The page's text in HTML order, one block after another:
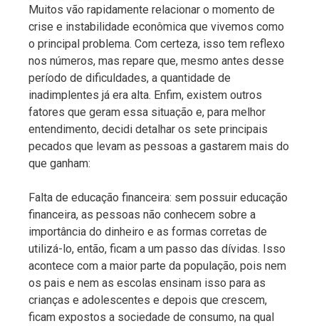
Muitos vão rapidamente relacionar o momento de
crise e instabilidade econômica que vivemos como
o principal problema. Com certeza, isso tem reflexo
nos números, mas repare que, mesmo antes desse
período de dificuldades, a quantidade de
inadimplentes já era alta. Enfim, existem outros
fatores que geram essa situação e, para melhor
entendimento, decidi detalhar os sete principais
pecados que levam as pessoas a gastarem mais do
que ganham:
Falta de educação financeira: sem possuir educação
financeira, as pessoas não conhecem sobre a
importância do dinheiro e as formas corretas de
utilizá-lo, então, ficam a um passo das dívidas. Isso
acontece com a maior parte da população, pois nem
os pais e nem as escolas ensinam isso para as
crianças e adolescentes e depois que crescem,
ficam expostos a sociedade de consumo, na qual